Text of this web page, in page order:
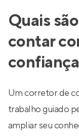
Quais
contar
Um corretor de
trabalho guiado
ampliar seu